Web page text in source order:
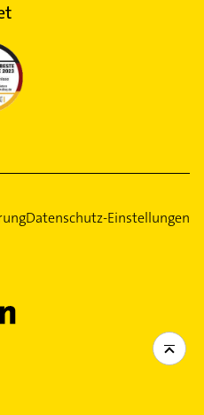
Datenschutz-Einstellungen